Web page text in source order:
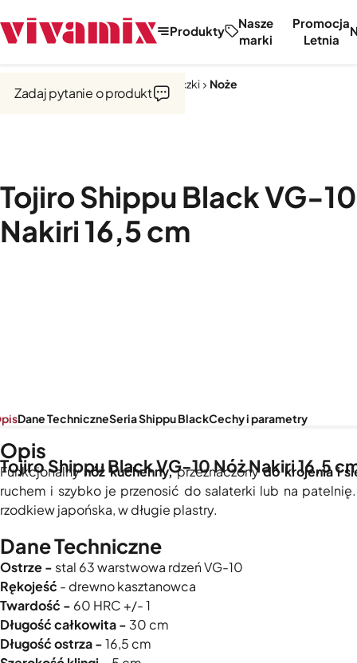
Produkty
Nasze
marki
Promocja
Letnia
Noże, tarki, obieraczki Noże
Tojiro Shippu Black VG-
Nakiri 16,5 cm
Zadaj pytanie o produkt
Tojiro Shippu Black VG-10 Nóż Nakiri 16,5
Dane TechniczneSeria Shippu BlackCechy i parametry
Opis
Funkcjonalnynóż kuchenny,przeznaczonydo krojenia i
ruchem i szybko je przenosić do salaterki lub na
rzodkiew japońska, w długie plastry.
Dane Techniczne
Ostrze - stal 63 warstwowa rdzeń VG-10
Rękojeść - drewno kasztanowca
Twardość - 60 HRC +/- 1
Długość całkowita - 30 cm
Długość ostrza -16,5 cm